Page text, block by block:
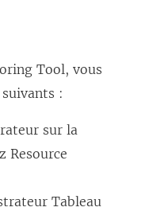
Tool, vous
:
sur la
Resource
Tableau